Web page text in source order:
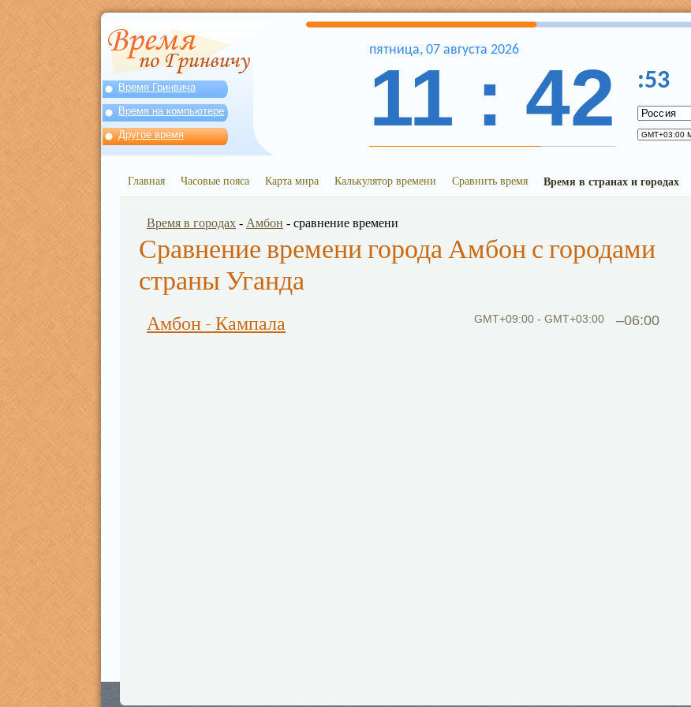
Время Гринвича
Время на компьютере
Другое время
пятница, 07 августа 2026
11 : 42 :53
Главная Часовые пояса Карта мира Калькулятор времени Сравнить время Время в странах и городах
Время в городах - Амбон - сравнение времени
Сравнение времени города Амбон с городами
страны Уганда
–06:00
GMT+09:00 - GMT+03:00
Амбон - Кампала